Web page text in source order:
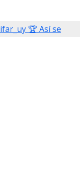
🏆 Así se